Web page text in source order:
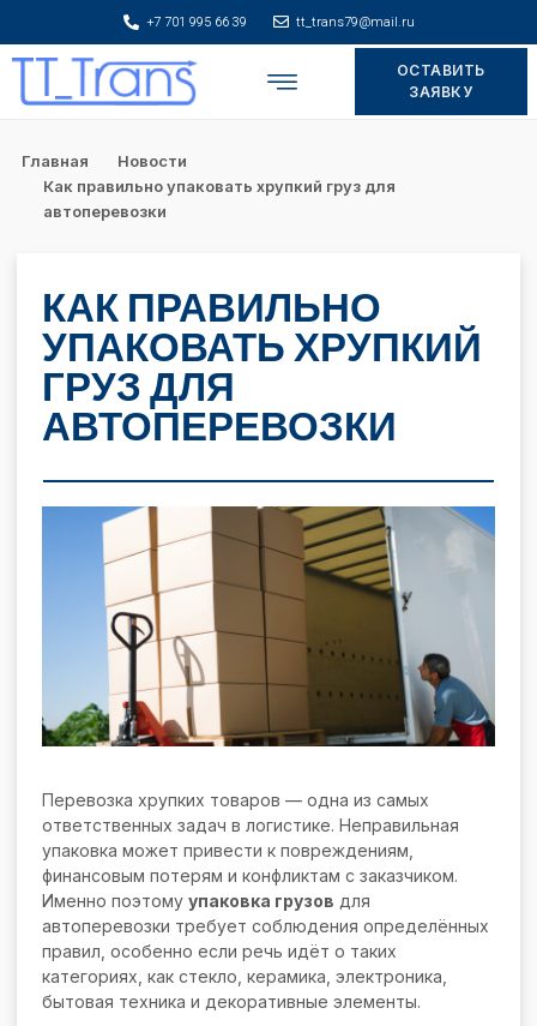
+7 701 995 66 39 tt_trans79@mail.ru
ОСТАВИТЬ
ЗАЯВКУ
Главная
Новости
Как правильно упаковать хрупкий груз для
автоперевозки
КАК ПРАВИЛЬНО
УПАКОВАТЬ ХРУПКИЙ
ГРУЗ ДЛЯ
АВТОПЕРЕВОЗКИ
Перевозка хрупких товаров — одна из самых
ответственных задач в логистике. Неправильная
упаковка может привести к повреждениям,
финансовым потерям и конфликтам с заказчиком.
Именно поэтому упаковка грузов для
автоперевозки требует соблюдения определённых
правил, особенно если речь идёт о таких
категориях, как стекло, керамика, электроника,
бытовая техника и декоративные элементы.